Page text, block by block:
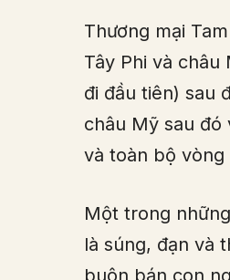
Thương mại
Tây Phi và châu
đi đầu tiên) sau
châu Mỹ sau đó
và toàn bộ
Một trong
là súng, đạn và
buôn bán con